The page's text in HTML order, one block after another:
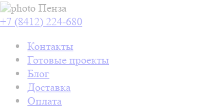
Пенза
+7 (8412) 224-680
Контакты
Готовые проекты
Блог
Доставка
Оплата